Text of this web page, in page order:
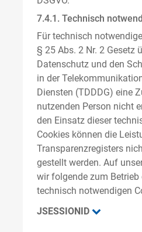
7.4.1. Technisch
Für technisch
§ 25 Abs. 2 Nr. 2 Gesetz
Datenschutz und den
in der
Diensten (TDDDG) eine
nutzenden Person nicht
den Einsatz dieser
Cookies können die
Transparenzregisters
gestellt werden. Auf
wir folgende zum Betrieb
technisch notwendigen
JSESSIONID